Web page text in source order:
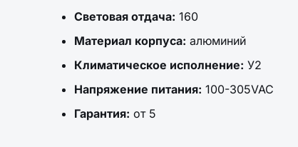
Световая отдача: 160
Материал корпуса: алюминий
Климатическое исполнение: У2
Напряжение питания: 100-305VAC
Гарантия: от 5